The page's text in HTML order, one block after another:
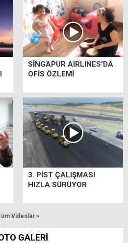
SİNGAPUR AIRLINES'DA
OFİS ÖZLEMİ
3. PİST ÇALIŞMASI
HIZLA SÜRÜYOR
Videolar »
GALERİ